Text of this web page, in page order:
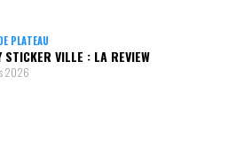
PLATEAU
STICKER VILLE : LA REVIEW
2026